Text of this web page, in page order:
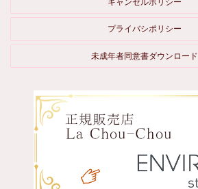
プライバシポリシー
未成年者同意書ダウンロード